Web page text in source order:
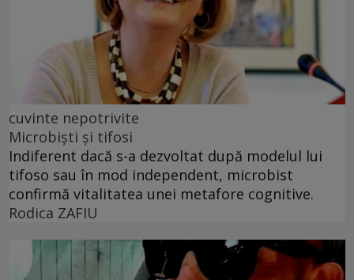
cuvinte nepotrivite
Microbiști și tifosi
Indiferent dacă s-a dezvoltat după modelul lui
tifoso sau în mod independent, microbist
confirmă vitalitatea unei metafore cognitive.
Rodica ZAFIU